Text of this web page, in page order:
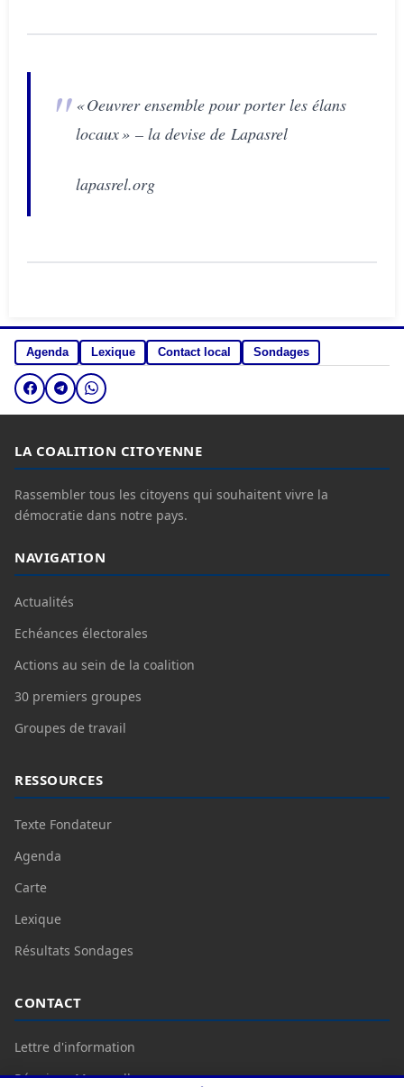
« Oeuvrer ensemble pour porter les élans
locaux » – la devise de Lapasrel
lapasrel.org
Agenda Lexique Contact local Sondages
LA COALITION CITOYENNE
Rassembler tous les citoyens qui souhaitent vivre la
démocratie dans notre pays.
NAVIGATION
Actualités
Echéances électorales
Actions au sein de la coalition
30 premiers groupes
Groupes de travail
RESSOURCES
Texte Fondateur
Agenda
Carte
Lexique
Résultats Sondages
CONTACT
Lettre d'information
Réunions Mensuelles